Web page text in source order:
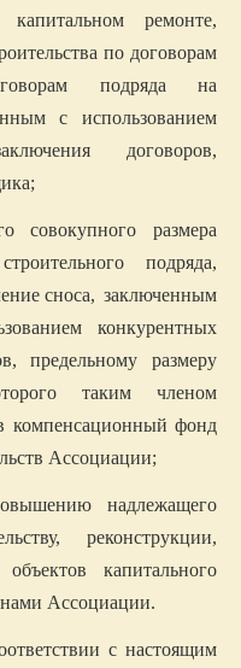
капитальном ремонте,
по договорам
подряда на
с использованием
договоров,
совокупного размера
подряда,
сноса, заключенным
конкурентных
предельному размеру
таким членом
компенсационный фонд
Ассоциации;
надлежащего
реконструкции,
капитального
Ассоциации.
с настоящим